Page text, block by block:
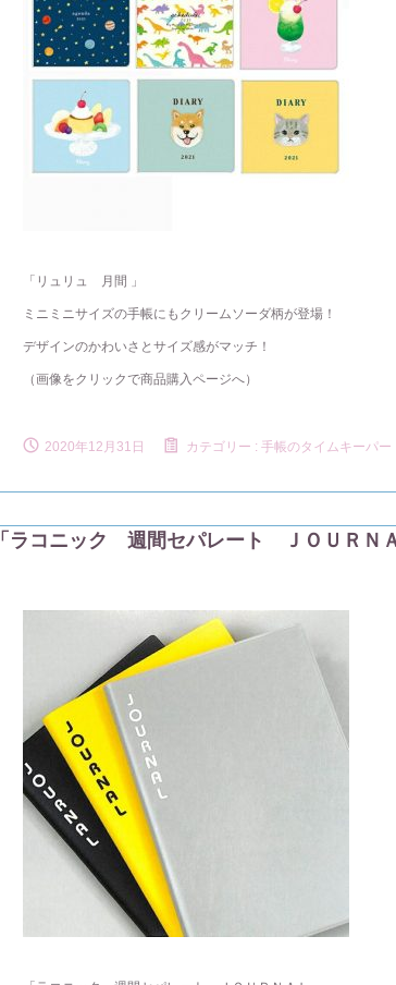
「リュリュ 月間 」
ミニミニサイズの手帳にもクリームソーダ柄が登場！
デザインのかわいさとサイズ感がマッチ！
（画像をクリックで商品購入ページへ）
2020年12月31日 カテゴリー : 手帳のタイムキーパー
「ラコニック 週間セパレート ＪＯＵＲＮ